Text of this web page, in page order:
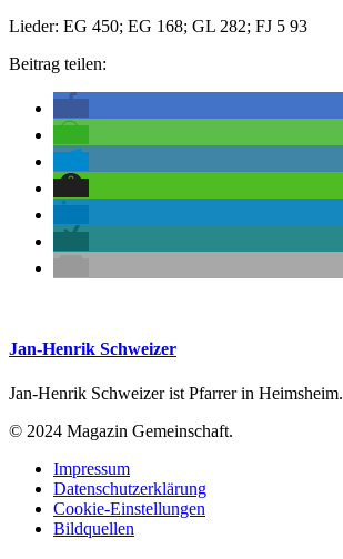
Lieder: EG 450; EG 168; GL 282; FJ 5 93
Beitrag teilen:
Jan-Henrik Schweizer
Jan-Henrik Schweizer ist Pfarrer in Heimsheim.
© 2024 Magazin Gemeinschaft.
Impressum
Datenschutzerklärung
Cookie-Einstellungen
Bildquellen